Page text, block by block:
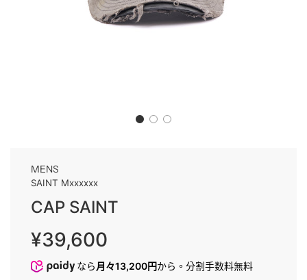
MENS
SAINT Mxxxxxx
CAP SAINT
販
売
価
通
常
価
¥39,600
なら 月々13,200円から。分割手数料無料